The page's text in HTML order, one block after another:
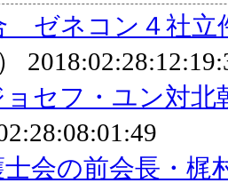
ゼネコン４社立
セフ・ユン対北
会の前会長・梶